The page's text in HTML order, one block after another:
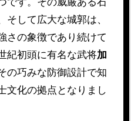
して広大な城郭は、
さの象徴であり続けて
紀初頭に有名な武将加
の巧みな防御設計で知
文化の拠点となりまし